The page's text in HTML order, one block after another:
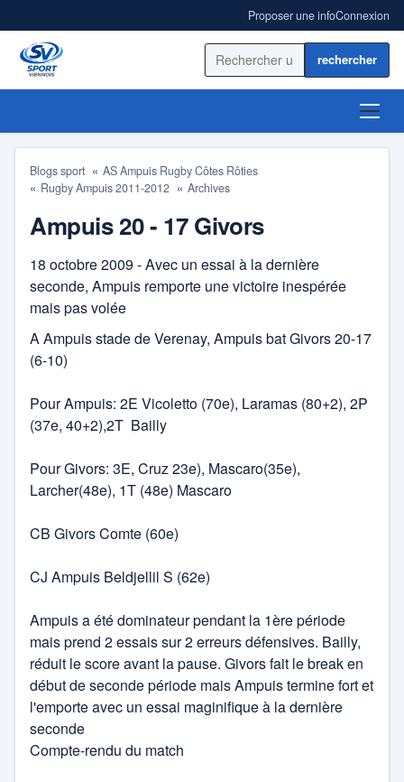
Proposer une infoConnexion
Rechercher sur le site
ACCUEIL
ACTUALITÉ
RÉSULTATS
BLOGS SPORT
ANNUAIRE
Blogs sport
AS Ampuis Rugby Côtes Rôties
Rugby Ampuis 2011-2012
Archives
Ampuis 20 - 17 Givors
18 octobre 2009 - Avec un essai à la dernière
seconde, Ampuis remporte une victoire inespérée
mais pas volée
A Ampuis stade de Verenay, Ampuis bat Givors 20-17
(6-10)
Pour Ampuis: 2E Vicoletto (70e), Laramas (80+2), 2P
(37e, 40+2),2T Bailly
Pour Givors: 3E, Cruz 23e), Mascaro(35e),
Larcher(48e), 1T (48e) Mascaro
CB Givors Comte (60e)
CJ Ampuis Beldjellil S (62e)
Ampuis a été dominateur pendant la 1ère période
mais prend 2 essais sur 2 erreurs défensives. Bailly,
réduit le score avant la pause. Givors fait le break en
début de seconde période mais Ampuis termine fort et
l'emporte avec un essai maginifique à la dernière
seconde
Compte-rendu du match